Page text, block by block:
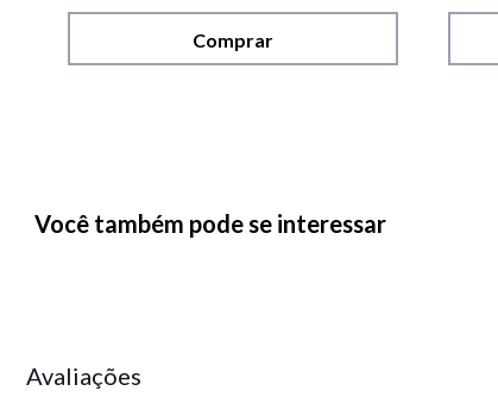
Comprar
Você também pode se interessar
Avaliações